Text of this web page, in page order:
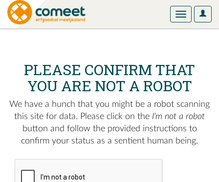
User
Toggle
PLEASE CONFIRM THAT
YOU ARE NOT A ROBOT
We have a hunch that you might be a robot scanning
this site for data. Please click on the I'm not a robot
button and follow the provided instructions to
confirm your status as a sentient human being.